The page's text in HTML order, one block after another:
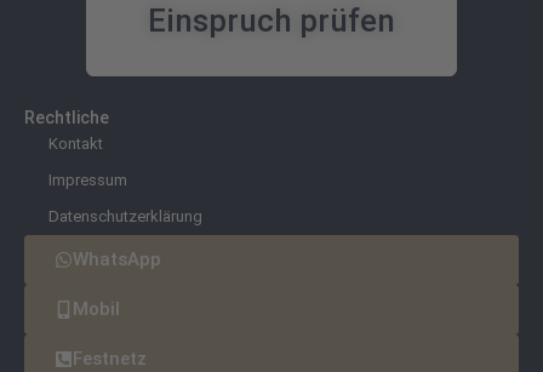
Einspruch prüfen
Rechtliche
Kontakt
Impressum
Datenschutzerklärung
WhatsApp
Mobil
Festnetz